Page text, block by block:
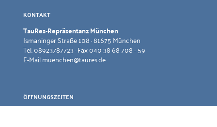
KONTAKT
TauRes-Repräsentanz München
Ismaninger Straße 108 · 81675 München
Tel. 08923787723 · Fax 040 38 68 708 - 59
E-Mailmuenchen@taures.de
ÖFFNUNGSZEITEN